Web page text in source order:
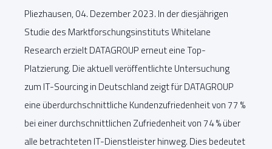
Pliezhausen, 04. Dezember 2023. In der diesjährigen
Studie des Marktforschungsinstituts Whitelane
Research erzielt DATAGROUP erneut eine Top-
Platzierung. Die aktuell veröffentlichte Untersuchung
zum IT-Sourcing in Deutschland zeigt für DATAGROUP
eine überdurchschnittliche Kundenzufriedenheit von 77 %
bei einer durchschnittlichen Zufriedenheit von 74 % über
alle betrachteten IT-Dienstleister hinweg. Dies bedeutet